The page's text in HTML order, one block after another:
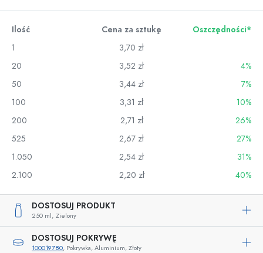
Ilość Cena za sztukę
Oszczędności*
1
3,70 zł
20
3,52 zł
4%
50
3,44 zł
7%
100
3,31 zł
10%
200
2,71 zł
26%
525
2,67 zł
27%
1.050
2,54 zł
31%
2.100
2,20 zł 40%
DOSTOSUJ PRODUKT
250 ml, Zielony
DOSTOSUJ POKRYWĘ
100019780, Pokrywka, Aluminium, Złoty